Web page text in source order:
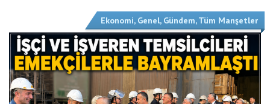
Ekonomi, Genel, Gündem,Tüm Manşetler